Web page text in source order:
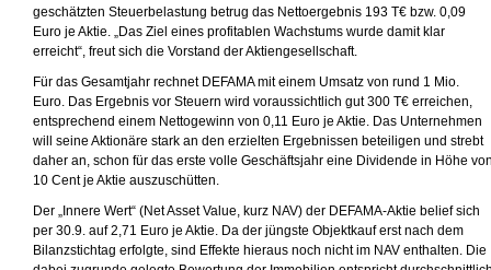
geschätzten Steuerbelastung betrug das Nettoergebnis 193 T€ bzw. 0,09
Euro je Aktie. „Das Ziel eines profitablen Wachstums wurde damit klar
erreicht“, freut sich die Vorstand der Aktiengesellschaft.
Für das Gesamtjahr rechnet DEFAMA mit einem Umsatz von rund 1 Mio.
Euro. Das Ergebnis vor Steuern wird voraussichtlich gut 300 T€ erreichen,
entsprechend einem Nettogewinn von 0,11 Euro je Aktie. Das Unternehmen
will seine Aktionäre stark an den erzielten Ergebnissen beteiligen und strebt
daher an, schon für das erste volle Geschäftsjahr eine Dividende in Höhe
10 Cent je Aktie auszuschütten.
Der „Innere Wert“ (Net Asset Value, kurz NAV) der DEFAMA-Aktie belief sich
per 30.9. auf 2,71 Euro je Aktie. Da der jüngste Objektkauf erst nach dem
Bilanzstichtag erfolgte, sind Effekte hieraus noch nicht im NAV enthalten. Die